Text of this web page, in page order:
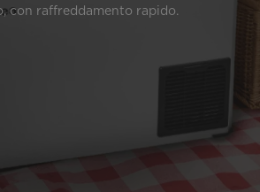
con raffreddamento rapido.